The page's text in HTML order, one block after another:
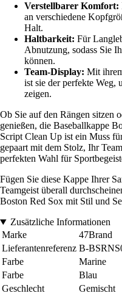
Verstellbarer Komfort:
an verschiedene
Halt.
Haltbarkeit: Für
Abnutzung, sodass Sie
können.
Team-Display: Mit
ist sie der perfekte Weg,
zeigen.
Ob Sie auf den Rängen sitzen
genießen, die Baseballkappe
Script Clean Up ist ein Muss
gepaart mit dem Stolz, Ihr
perfekten Wahl für
Fügen Sie diese Kappe Ihrer
Teamgeist überall
Boston Red Sox mit Stil und
Zusätzliche Informationen
Marke
47Brand
Lieferantenreferenz B-
Farbe
Marine
Farbe
Blau
Geschlecht
Gemischt